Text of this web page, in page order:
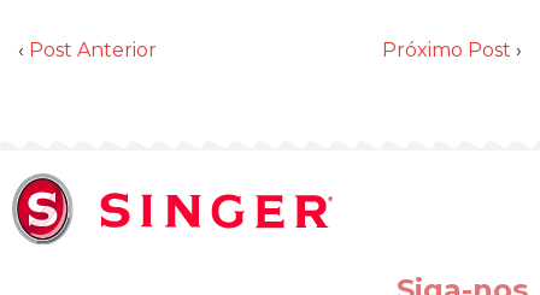
‹ Post Anterior Próximo Post ›